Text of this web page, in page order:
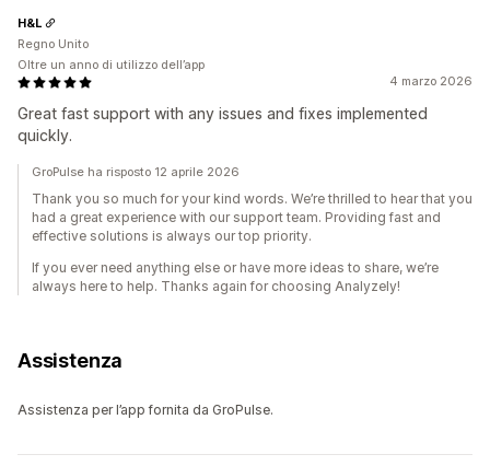
4 marzo 2026
Great fast support with any issues and fixes implemented
quickly.
H&L
Regno Unito
Oltre un anno di utilizzo dell’app
GroPulse ha risposto 12 aprile 2026
Thank you so much for your kind words. We’re thrilled to hear that you
had a great experience with our support team. Providing fast and
effective solutions is always our top priority.
If you ever need anything else or have more ideas to share, we’re
always here to help. Thanks again for choosing Analyzely!
Assistenza
Assistenza per l’app fornita da GroPulse.